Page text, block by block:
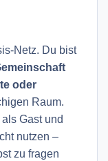
Netz. Du bist
oder
Raum.
Gast und
nutzen –
zu fragen